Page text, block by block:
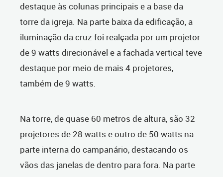
destaque às colunas principais e a base da
torre da igreja. Na parte baixa da edificação, a
iluminação da cruz foi realçada por um projetor
de 9 watts direcionável e a fachada vertical teve
destaque por meio de mais 4 projetores,
também de 9 watts.
Na torre, de quase 60 metros de altura, são 32
projetores de 28 watts e outro de 50 watts na
parte interna do campanário, destacando os
vãos das janelas de dentro para fora. Na parte